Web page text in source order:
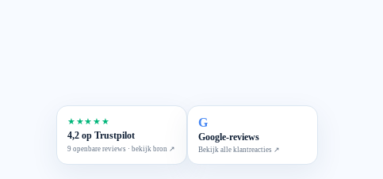
★★★★★
4,2 op Trustpilot
9 openbare reviews · bekijk bron ↗
G
Google-reviews
Bekijk alle klantreacties ↗